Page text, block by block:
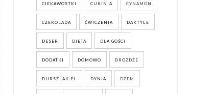
CIEKAWOSTKI CUKINIA CYNAMON
CZEKOLADA ĆWICZENIA DAKTYLE
DESER DIETA DLA GOŚCI
DODATKI DOMOWO DROŻDŻE
DURSZLAK.PL DYNIA DŻEM